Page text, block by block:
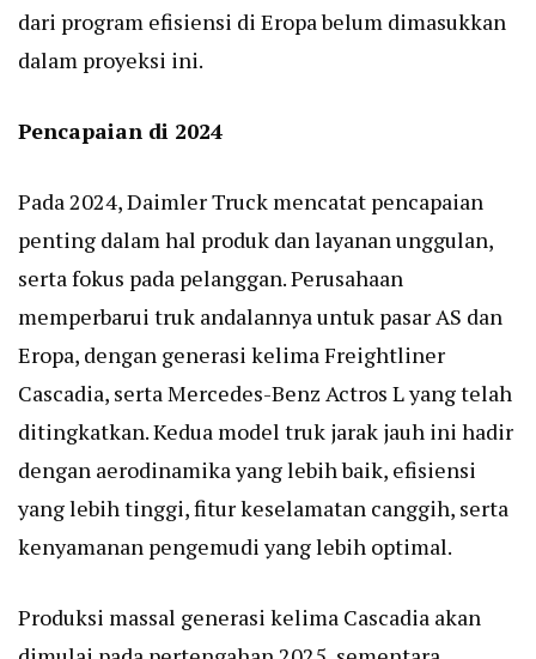
dari program efisiensi di Eropa belum dimasukkan
dalam proyeksi ini.
Pencapaian di 2024
Pada 2024, Daimler Truck mencatat pencapaian
penting dalam hal produk dan layanan unggulan,
serta fokus pada pelanggan. Perusahaan
memperbarui truk andalannya untuk pasar AS dan
Eropa, dengan generasi kelima Freightliner
Cascadia, serta Mercedes-Benz Actros L yang telah
ditingkatkan. Kedua model truk jarak jauh ini hadir
dengan aerodinamika yang lebih baik, efisiensi
yang lebih tinggi, fitur keselamatan canggih, serta
kenyamanan pengemudi yang lebih optimal.
Produksi massal generasi kelima Cascadia akan